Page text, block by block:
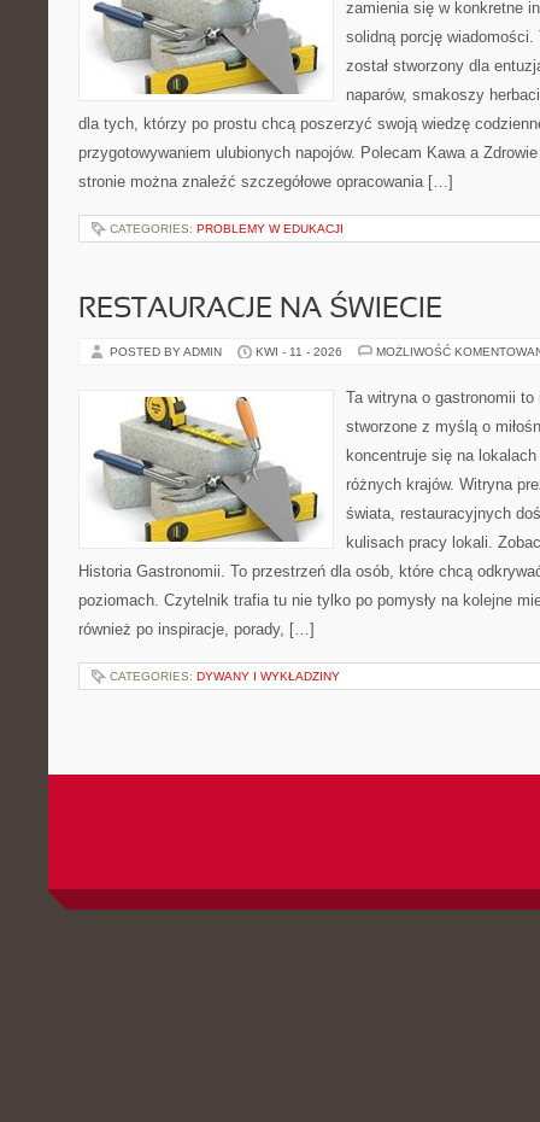
zamienia się w konkretne
solidną porcję
został stworzony dla
naparów, smakoszy
dla tych, którzy po prostu chcą poszerzyć swoją wiedzę
przygotowywaniem ulubionych napojów. Polecam Kawa a
stronie można znaleźć szczegółowe opracowania […]
CATEGORIES: PROBLEMY W EDUKACJI
RESTAURACJE NA ŚWIECIE
POSTED BY ADMIN KWI - 11 - 2026 MOŻLIWOŚĆ
Ta witryna o gastronomii
stworzone z myślą o
koncentruje się na
różnych krajów. Witryna
świata, restauracyjnych
kulisach pracy lokali.
Historia Gastronomii. To przestrzeń dla osób, które chcą
poziomach. Czytelnik trafia tu nie tylko po pomysły na kolejne
również po inspiracje, porady, […]
CATEGORIES: DYWANY I WYKŁADZINY